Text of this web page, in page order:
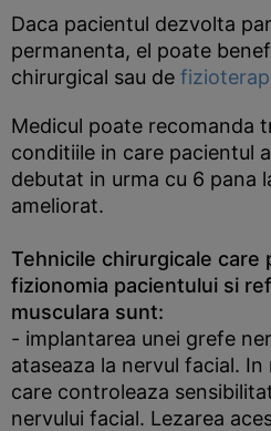
Daca pacientul dezvolta
permanenta, el poate
chirurgical sau de
Medicul poate recomanda
conditiile in care pacientul
debutat in urma cu 6 pana
ameliorat.
Tehnicile chirurgicale care
fizionomia pacientului si
musculara sunt:
- implantarea unei grefe
ataseaza la nervul facial.
care controleaza
nervului facial. Lezarea